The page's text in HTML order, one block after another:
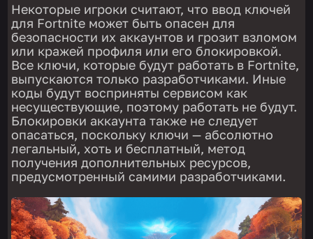
Некоторые игроки считают, что ввод ключей
для Fortnite может быть опасен для
безопасности их аккаунтов и грозит взломом
или кражей профиля или его блокировкой.
Все ключи, которые будут работать в Fortnite,
выпускаются только разработчиками. Иные
коды будут восприняты сервисом как
несуществующие, поэтому работать не будут.
Блокировки аккаунта также не следует
опасаться, поскольку ключи — абсолютно
легальный, хоть и бесплатный, метод
получения дополнительных ресурсов,
предусмотренный самими разработчиками.